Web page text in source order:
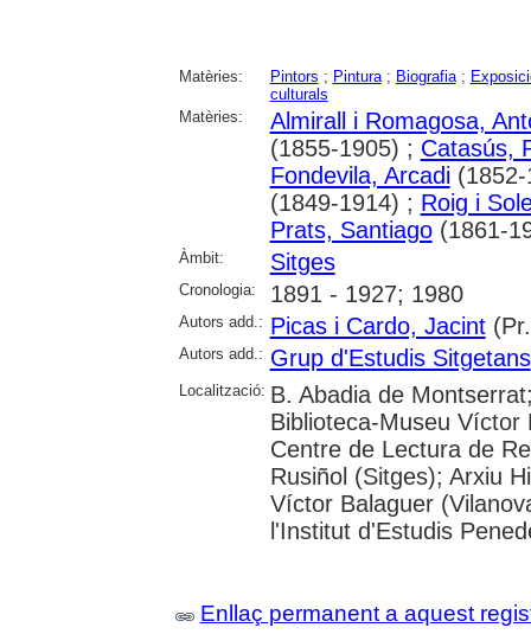
Matèries: Pintors ; Pintura; Biografia;
culturals
Matèries:
Almirall i Romagosa,
(1855-1905) ; Catasús,
Fondevila, Arcadi
(1849-1914) ; Roig i
Prats, Santiago(1861-
Àmbit: Sitges
Cronologia: 1891 - 1927; 1980
Autors add.: Picas i Cardo, Jacint
Autors add.: Grup d'Estudis Sitgetans
Localització: B. Abadia de
Biblioteca-Museu Víctor
Centre de Lectura de
Rusiñol (Sitges); Arxiu
Víctor Balaguer
l'Institut d'Estudis
Enllaç permanent a aquest